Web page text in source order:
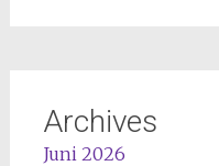
Archives
Juni 2026